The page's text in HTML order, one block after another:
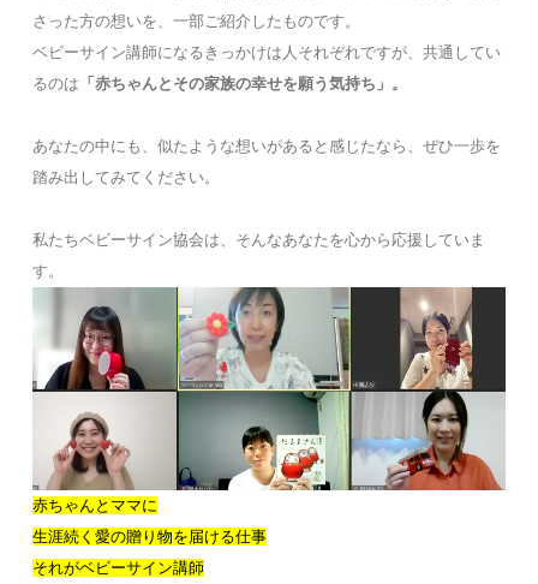
さった方の想いを、一部ご紹介したものです。
ベビーサイン講師になるきっかけは人それぞれですが、共通してい
るのは 「赤ちゃんとその家族の幸せを願う気持ち」。
あなたの中にも、似たような想いがあると感じたなら、ぜひ一歩を
踏み出してみてください。
私たちベビーサイン協会は、そんなあなたを心から応援していま
す。
赤ちゃんとママに
生涯続く愛の贈り物を届ける仕事
それがベビーサイン講師